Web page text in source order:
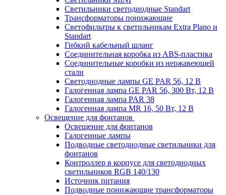
Светильники светодиодные Standart
Трансформаторы понижающие
Светофильтры к светильникам Extra Plano и
Standart
Гибкий кабельный шланг
Соединительная коробка из ABS-пластика
Соединительные коробки из нержавеющей
стали
Светодиодные лампы GE PAR 56, 12 В
Галогенная лампа GE PAR 56, 300 Вт, 12 В
Галогенная лампа PAR 38
Галогенная лампа MR 16, 50 Вт, 12 В
Освещение для фонтанов
Освещение для фонтанов
Галогенные лампы
Подводные светодиодные светильники для
фонтанов
Контроллер в корпусе для светодиодных
светильников RGB 140/130
Источник питания
Подводные понижающие трансформаторы